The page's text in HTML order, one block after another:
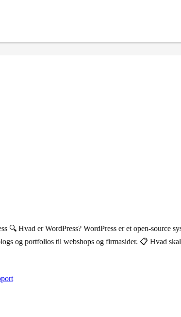
Hvad er WordPress? WordPress er et open-source
og portfolios til webshops og firmasider. 📋 Hvad